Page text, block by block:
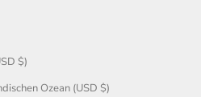
$)
Ozean (USD $)